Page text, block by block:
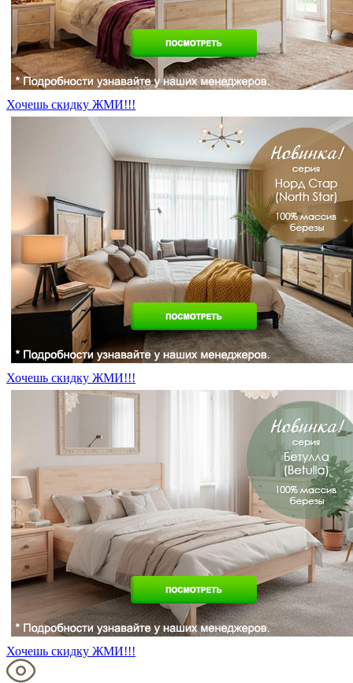
Хочешь скидку ЖМИ!!!
Хочешь скидку ЖМИ!!!
Хочешь скидку ЖМИ!!!